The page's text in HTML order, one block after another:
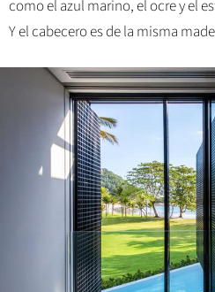
como el azul marino, el ocre y el
Y el cabecero es de la misma